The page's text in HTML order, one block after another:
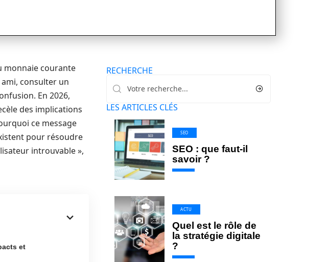
monnaie courante
consulter un
En 2026,
des implications
ce message
pour résoudre
introuvable »,
et
RECHERCHE
LES ARTICLES CLÉS
SEO
SEO : que faut-il
savoir ?
ACTU
Quel est le rôle de
la stratégie digitale
?